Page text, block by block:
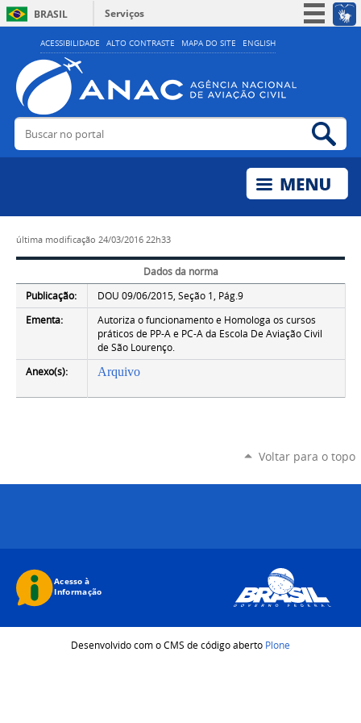
ACESSIBILIDADE ALTO CONTRASTE MAPA DO SITE ENGLISH
BRASIL
Serviços
Simplifique!
Acesso à informação
Legislação
Buscar no portal
última modificação 24/03/2016 22h33
Dados da norma
Publicação:
DOU 09/06/2015, Seção 1, Pág.9
Ementa:
Autoriza o funcionamento e Homologa os cursos
práticos de PP-A e PC-A da Escola De Aviação Civil
de São Lourenço.
Anexo(s):
Arquivo
Voltar para o topo
Desenvolvido com o CMS de código aberto Plone